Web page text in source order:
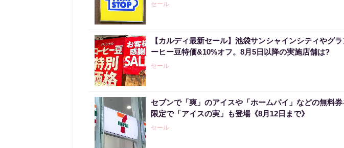
セール
【カルディ最新セール】池袋サンシャインシティやグ
ーヒー豆特価&10%オフ。8月5日以降の実施店舗は?
セール
セブンで「爽」のアイスや「ホームパイ」などの無料
限定で「アイスの実」も登場《8月12日まで》
セール